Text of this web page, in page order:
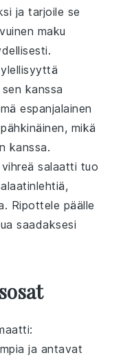
ja tarjoile se
maku
kanssa
espanjalainen
mikä
kanssa.
vihreä salaatti tuo
,
. Ripottele päälle
saadaksesi
:
ja antavat